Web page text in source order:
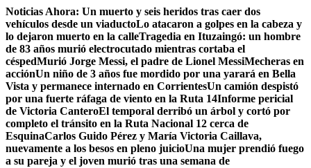
Saltar
al
contenido
Noticias Ahora: Un muerto y seis heridos tras caer dos
vehículos desde un viaductoLo atacaron a golpes en la cabeza y
lo dejaron muerto en la calleTragedia en Ituzaingó: un hombre
de 83 años murió electrocutado mientras cortaba el
céspedMurió Jorge Messi, el padre de Lionel MessiMecheras en
acciónUn niño de 3 años fue mordido por una yarará en Bella
Vista y permanece internado en CorrientesUn camión despistó
por una fuerte ráfaga de viento en la Ruta 14Informe pericial
de Victoria CanteroEl temporal derribó un árbol y cortó por
completo el tránsito en la Ruta Nacional 12 cerca de
EsquinaCarlos Guido Pérez y María Victoria Caillava,
nuevamente a los besos en pleno juicioUna mujer prendió fuego
a su pareja y el joven murió tras una semana de